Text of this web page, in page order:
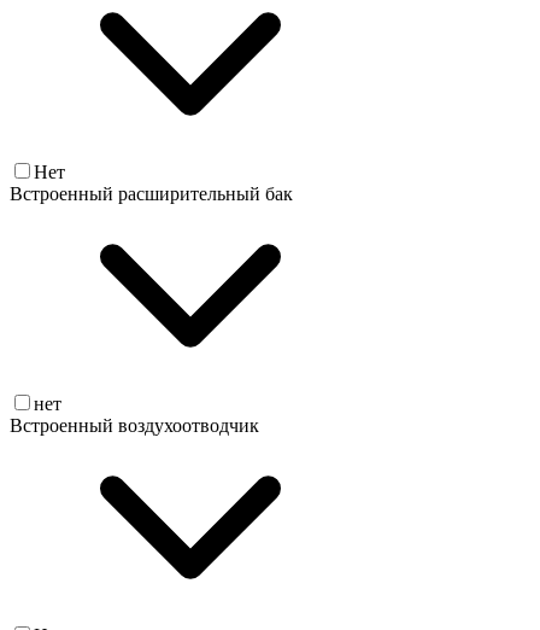
Нет
Встроенный расширительный бак
нет
Встроенный воздухоотводчик